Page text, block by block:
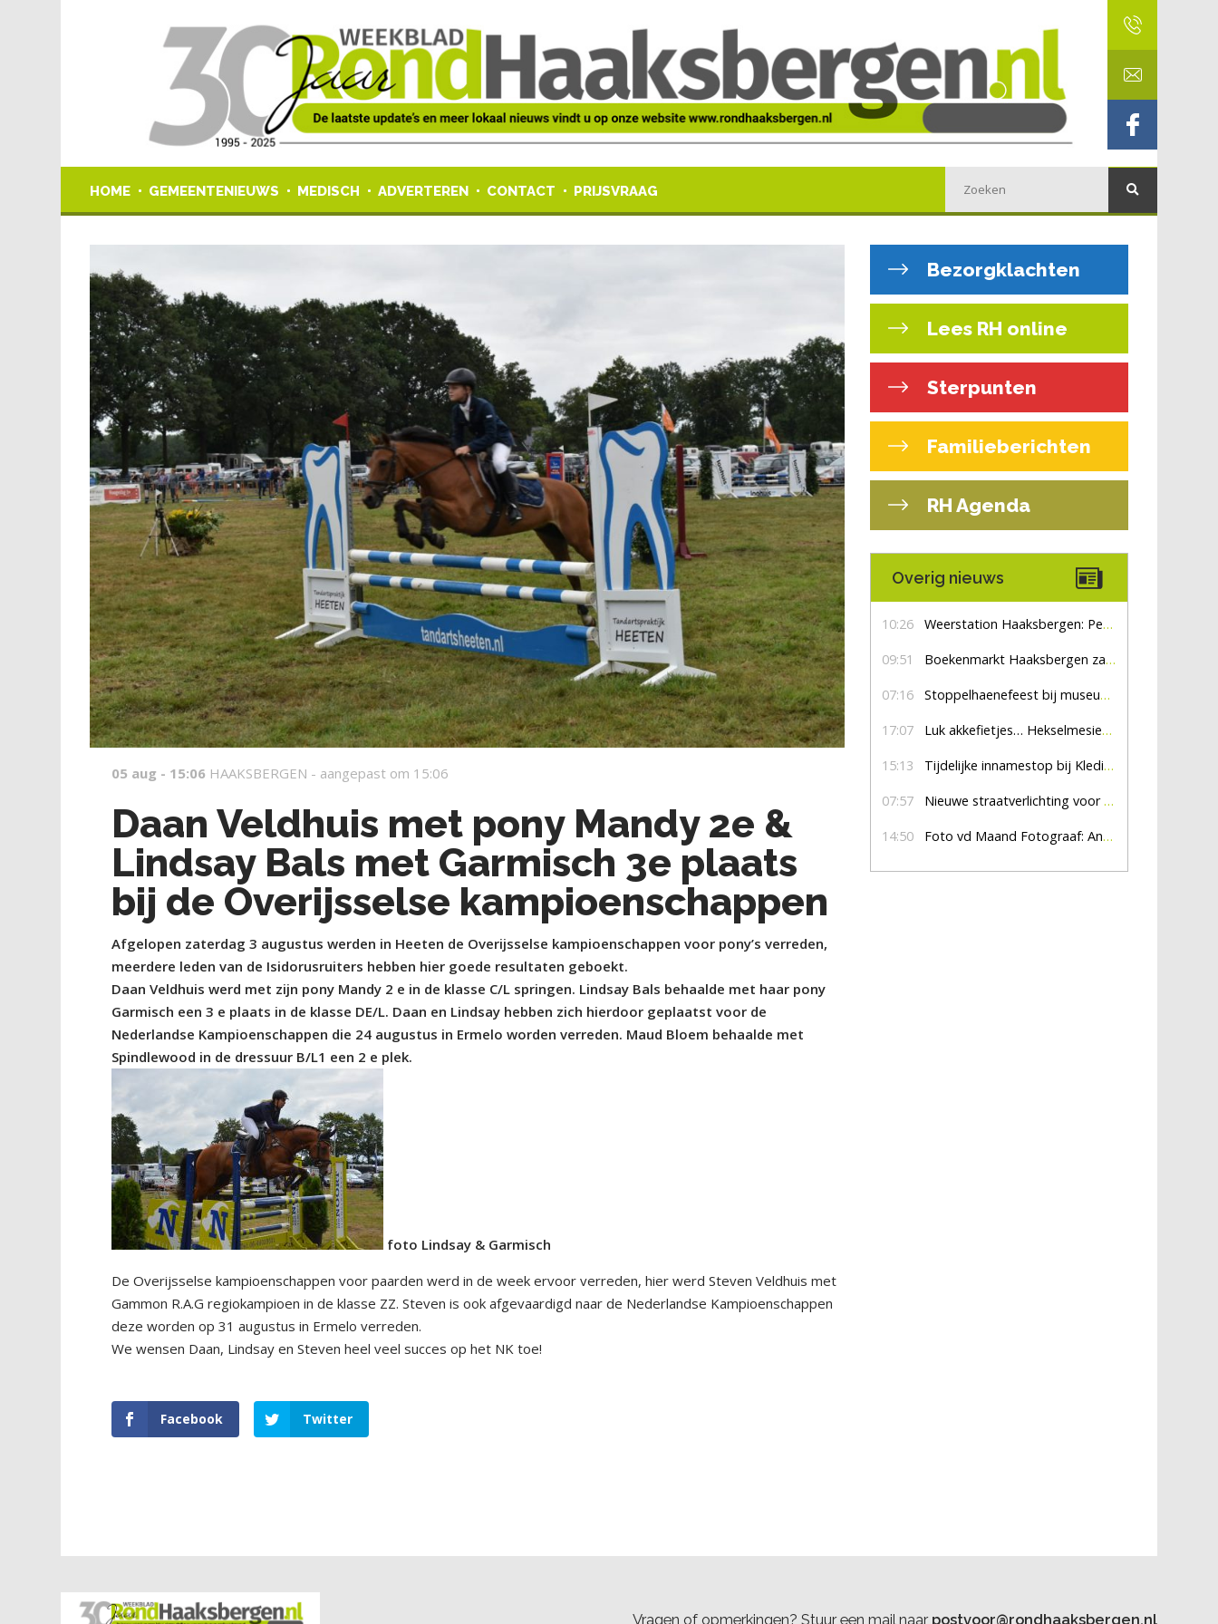
HOME GEMEENTENIEUWS MEDISCH ADVERTEREN CONTACT PRIJSVRAAG
05 aug - 15:06 HAAKSBERGEN - aangepast om 15:06
Daan Veldhuis met pony Mandy 2e &
Lindsay Bals met Garmisch 3e plaats
bij de Overijsselse kampioenschappen
Afgelopen zaterdag 3 augustus werden in Heeten de Overijsselse kampioenschappen voor pony’s verreden,
meerdere leden van de Isidorusruiters hebben hier goede resultaten geboekt.
Daan Veldhuis werd met zijn pony Mandy 2 e in de klasse C/L springen. Lindsay Bals behaalde met haar pony
Garmisch een 3 e plaats in de klasse DE/L. Daan en Lindsay hebben zich hierdoor geplaatst voor de
Nederlandse Kampioenschappen die 24 augustus in Ermelo worden verreden. Maud Bloem behaalde met
Spindlewood in de dressuur B/L1 een 2 e plek.
foto Lindsay & Garmisch
De Overijsselse kampioenschappen voor paarden werd in de week ervoor verreden, hier werd Steven Veldhuis met
Gammon R.A.G regiokampioen in de klasse ZZ. Steven is ook afgevaardigd naar de Nederlandse Kampioenschappen
deze worden op 31 augustus in Ermelo verreden.
We wensen Daan, Lindsay en Steven heel veel succes op het NK toe!
Facebook Twitter
Bezorgklachten
Lees RH online
Sterpunten
Familieberichten
RH Agenda
Overig nieuws
10:26 Weerstation Haaksbergen: Perioden met zon en droog
09:51 Boekenmarkt Haaksbergen zaterdag 8 augustus, marktplein Haaksbergen
07:16 Stoppelhaenefeest bij museum De Lebbenbrugge
17:07 Luk akkefietjes… HekselmesienHarry
15:13 Tijdelijke innamestop bij Kledingbank Stefania
07:57 Nieuwe straatverlichting voor De Veldmaat en De Pas
14:50 Foto vd Maand Fotograaf: Anna Jalving
Vragen of opmerkingen? Stuur een mail naar postvoor@rondhaaksbergen.nl